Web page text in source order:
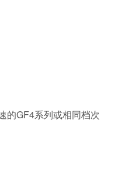
的GF4系列或相同档次